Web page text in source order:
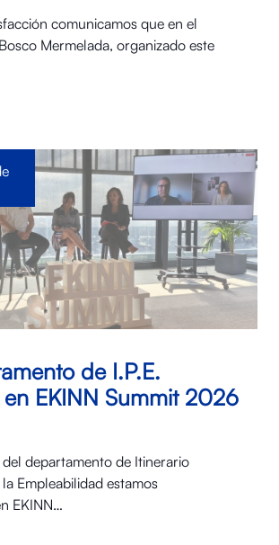
comunicamos que en el
Mermelada, organizado este
de I.P.E.
EKINN Summit 2026
departamento de Itinerario
Empleabilidad estamos
EKINN…